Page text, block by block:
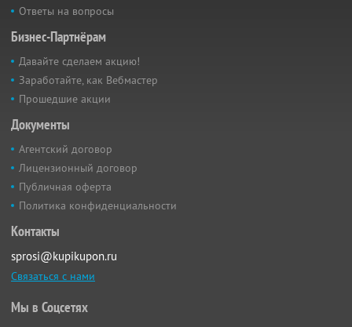
Ответы на вопросы
Бизнес-Партнёрам
Давайте сделаем акцию!
Заработайте, как Вебмастер
Прошедшие акции
Документы
Агентский договор
Лицензионный договор
Публичная оферта
Политика конфиденциальности
Контакты
sprosi@kupikupon.ru
Связаться с нами
Мы в Соцсетях